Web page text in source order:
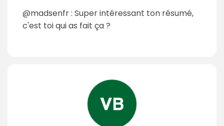
@madsenfr : Super intéressant ton résumé,
c'est toi qui as fait ça ?